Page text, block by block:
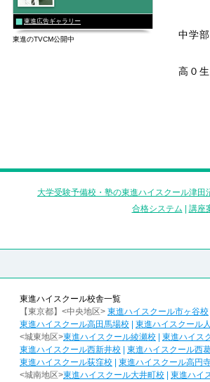
中学
高０
東進広告ギャラリー
東進のTVCM公開中
大学受験予備校・塾の東進ハイスクール津田
合格システム
講座
東進ハイスクール校舎一覧
【東京都】<中央地区> 東進ハイスクール市ヶ谷校
東進ハイスクール高田馬場校
東進ハイスクール
<城東地区>東進ハイスクール綾瀬校 東進ハイス
東進ハイスクール西新井校
東進ハイスクール西
東進ハイスクール荻窪校
東進ハイスクール高円
<城南地区>東進ハイスクール大井町校 東進ハイ